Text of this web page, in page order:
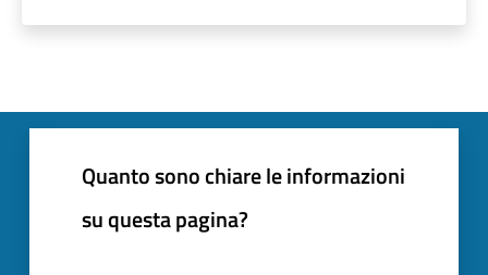
Quanto sono chiare le informazioni
su questa pagina?